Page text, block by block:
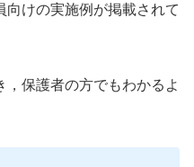
けの実施例が掲載されて
保護者の方でもわかるよ